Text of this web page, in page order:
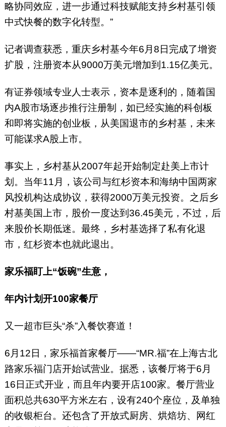
略协同效应，进一步通过科技赋能支持乡村基引领
中式快餐的数字化转型。”
记者调查获悉，重庆乡村基今年6月8日完成了增资
扩股，注册资本从9000万美元增加到1.15亿美元。
有证券领域专业人士表示，资本是逐利的，随着国
内A股市场逐步推行注册制，如已经实施的科创板
和即将实施的创业板，从美国退市的乡村基，未来
可能谋求A股上市。
事实上，乡村基从2007年起开始制定赴美上市计
划。当年11月，该公司与红杉资本和海纳中国两家
风投机构达成协议，获得2000万美元投资。之后乡
村基美国上市，股价一度达到36.45美元，不过，后
来股价长期低迷。最终，乡村基选择了私有化退
市，红杉资本也就此退出。
家乐福盯上“饭碗”生意，
年内计划开100家餐厅
又一超市巨头“杀”入餐饮赛道！
6月12日，家乐福首家餐厅——“MR.福”在上海古北
路家乐福门店开始试营业。据悉，该餐厅将于6月
16日正式开业，而且年内要开店100家。餐厅营业
面积总共630平方米左右，设有240个座位，及单独
的收银柜台。还包含了开放式厨房、烘焙坊、网红